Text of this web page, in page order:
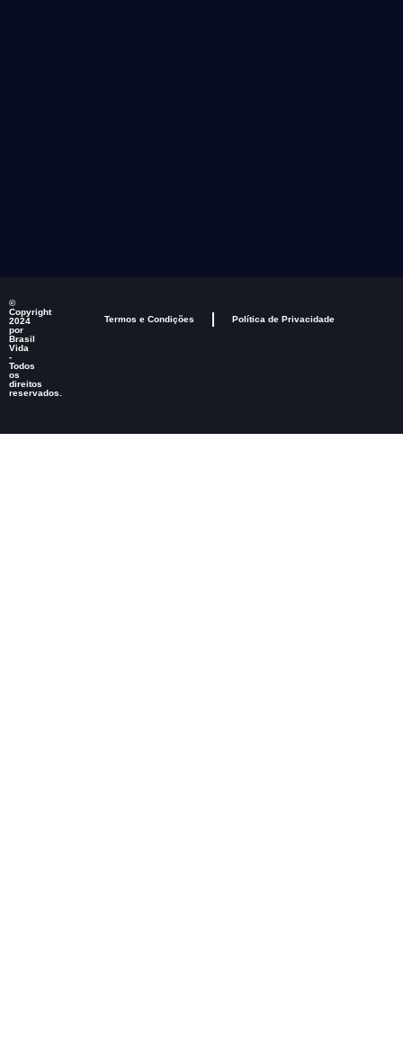
©
Copyright
2024
por
Brasil
Vida
-
Todos
os
direitos
reservados.
Termos e Condições Política de Privacidade